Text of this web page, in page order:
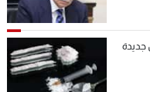
جديدة